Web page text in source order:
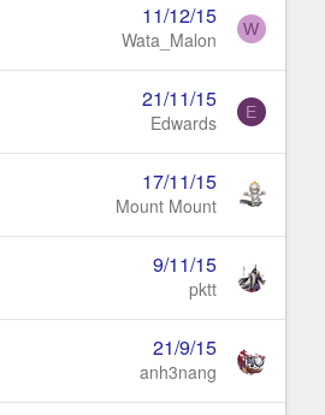
11/12/15
Wata_Malon W
21/11/15
Edwards E
17/11/15
Mount Mount
9/11/15
pktt
21/9/15
anh3nang